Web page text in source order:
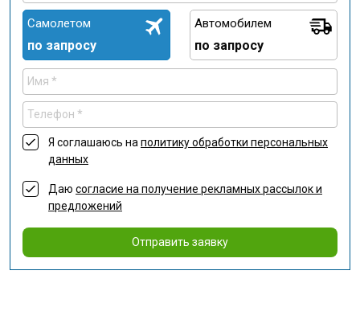
Самолетом
по запросу
Автомобилем
по запросу
Я соглашаюсь наполитику обработки персональных
данных
Даю согласие на получение рекламных рассылок и
предложений
Отправить заявку